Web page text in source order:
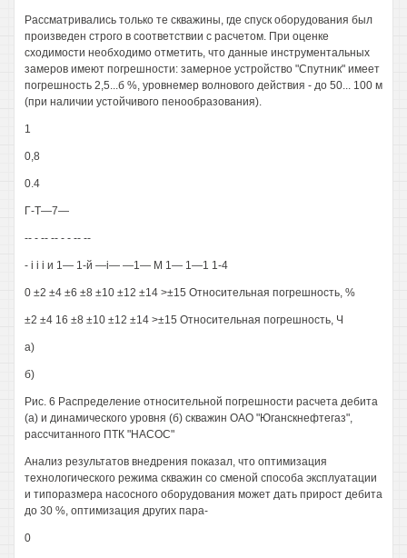
Рассматривались только те скважины, где спуск оборудования был
произведен строго в соответствии с расчетом. При оценке
сходимости необходимо отметить, что данные инструментальных
замеров имеют погрешности: замерное устройство "Спутник" имеет
погрешность 2,5...б %, уровнемер волнового действия - до 50... 100 м
(при наличии устойчивого пенообразования).
1
0,8
0.4
Г-Т—7—
-- - -- -- - - -- --
- i i i и 1— 1-й —i— —1— М 1— 1—1 1-4
0 ±2 ±4 ±6 ±8 ±10 ±12 ±14 >±15 Относительная погрешность, %
±2 ±4 16 ±8 ±10 ±12 ±14 >±15 Относительная погрешность, Ч
а)
б)
Рис. 6 Распределение относительной погрешности расчета дебита
(а) и динамического уровня (б) скважин ОАО "Юганскнефтегаз",
рассчитанного ПТК "НАСОС"
Анализ результатов внедрения показал, что оптимизация
технологического режима скважин со сменой способа эксплуатации
и типоразмера насосного оборудования может дать прирост дебита
до 30 %, оптимизация других пара-
0